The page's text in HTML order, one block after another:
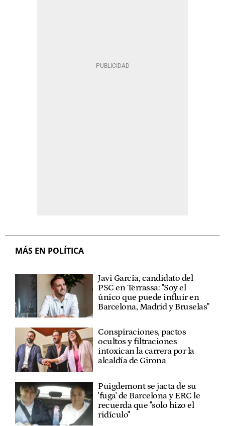
MÁS EN POLÍTICA
Javi García, candidato del
PSC en Terrassa: "Soy el
único que puede influir en
Barcelona, Madrid y Bruselas"
Conspiraciones, pactos
ocultos y filtraciones
intoxican la carrera por la
alcaldía de Girona
Puigdemont se jacta de su
'fuga' de Barcelona y ERC le
recuerda que "solo hizo el
ridículo"